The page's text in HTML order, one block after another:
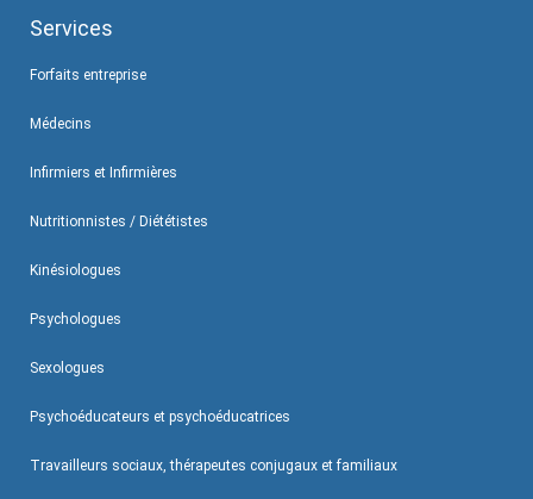
Services
Forfaits entreprise
Médecins
Infirmiers et Infirmières
Nutritionnistes / Diététistes
Kinésiologues
Psychologues
Sexologues
Psychoéducateurs et psychoéducatrices
Travailleurs sociaux, thérapeutes conjugaux et familiaux